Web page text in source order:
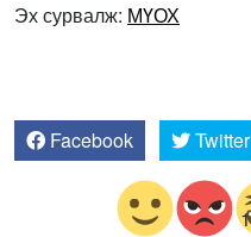
Эх сурвалж: МҮОХ
Facebook Twitter